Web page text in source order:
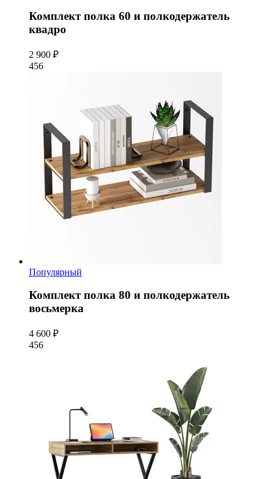
Комплект полка 60 и полкодержатель
квадро
2 900 ₽
456
Популярный
Комплект полка 80 и полкодержатель
восьмерка
4 600 ₽
456